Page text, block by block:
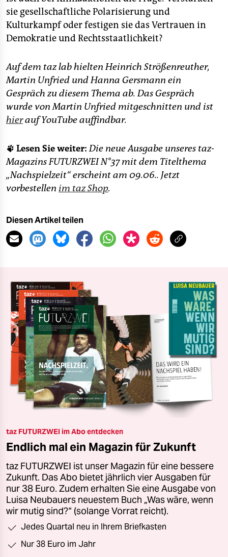
sie gesellschaftliche Polarisierung und
Kulturkampf oder festigen sie das Vertrauen in
Demokratie und Rechtsstaatlichkeit?
Auf dem taz lab hielten Heinrich Strößenreuther,
Martin Unfried und Hanna Gersmann ein
Gespräch zu diesem Thema ab. Das Gespräch
wurde von Martin Unfried mitgeschnitten und ist
hierauf YouTube auffindbar.
🐾 Lesen Sie weiter:Die neue Ausgabe unseres taz-
Magazins FUTURZWEI N°37 mit dem Titelthema
„Nachspielzeit“ erscheint am 09.06.. Jetzt
vorbestellen im taz Shop.
Diesen Artikel teilen
taz FUTURZWEI im Abo entdecken
Endlich mal ein Magazin für Zukunft
taz FUTURZWEI ist unser Magazin für eine bessere
Zukunft. Das Abo bietet jährlich vier Ausgaben für
nur 38 Euro. Zudem erhalten Sie eine Ausgabe von
Luisa Neubauers neuestem Buch „Was wäre, wenn
wir mutig sind?“ (solange Vorrat reicht).
Jedes Quartal neu in Ihrem Briefkasten
Nur 38 Euro im Jahr